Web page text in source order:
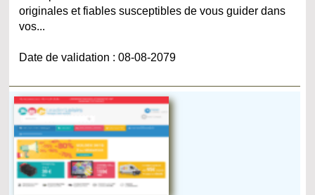
originales et fiables susceptibles de vous guider dans
vos...
Date de validation : 08-08-2079